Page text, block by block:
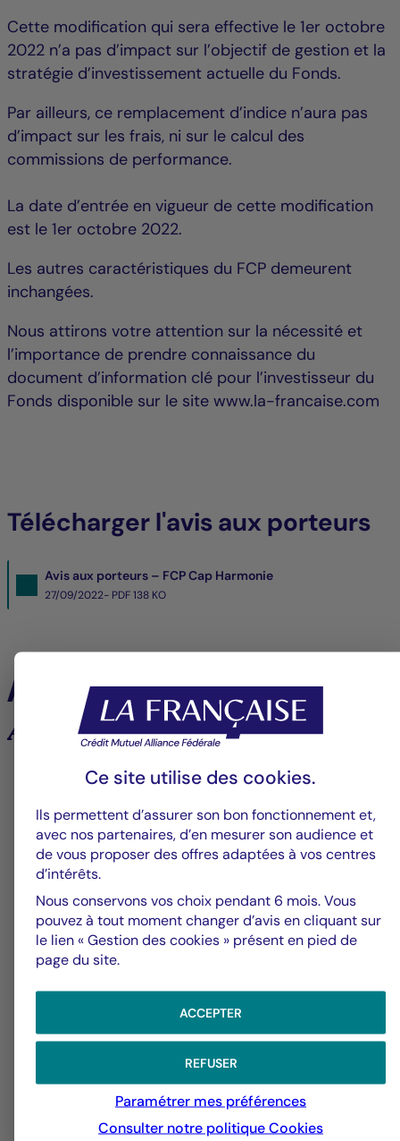
Cette modification qui sera effective le 1er octobre
2022 n’a pas d’impact sur l’objectif de gestion et la
stratégie d’investissement actuelle du Fonds.
Par ailleurs, ce remplacement d’indice n’aura pas
d’impact sur les frais, ni sur le calcul des
commissions de performance.
La date d’entrée en vigueur de cette modification
est le 1er octobre 2022.
Les autres caractéristiques du FCP demeurent
inchangées.
Nous attirons votre attention sur la nécessité et
l’importance de prendre connaissance du
document d’information clé pour l’investisseur du
Fonds disponible sur le site www.la-francaise.com
Télécharger l'avis aux porteurs
Avis aux porteurs – FCP Cap Harmonie
27/09/2022- PDF138 KO
À la une
Analyses et tendances des marchés
Groupe La Française
Alerte fraude – Restez vigilants
Ce site utilise des cookies.
Ils permettent d’assurer son bon fonctionnement et,
avec nos partenaires, d’en mesurer son audience et
de vous proposer des offres adaptées à vos centres
d’intérêts.
Nous conservons vos choix pendant 6 mois. Vous
pouvez à tout moment changer d’avis en cliquant sur
le lien « Gestion des cookies » présent en pied de
page du site.
ACCEPTER
REFUSER
Paramétrer mes préférences
Consulter notre politiqueCookies